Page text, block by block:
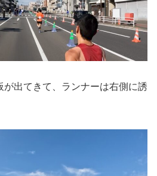
が出てきて、ランナーは右側に誘